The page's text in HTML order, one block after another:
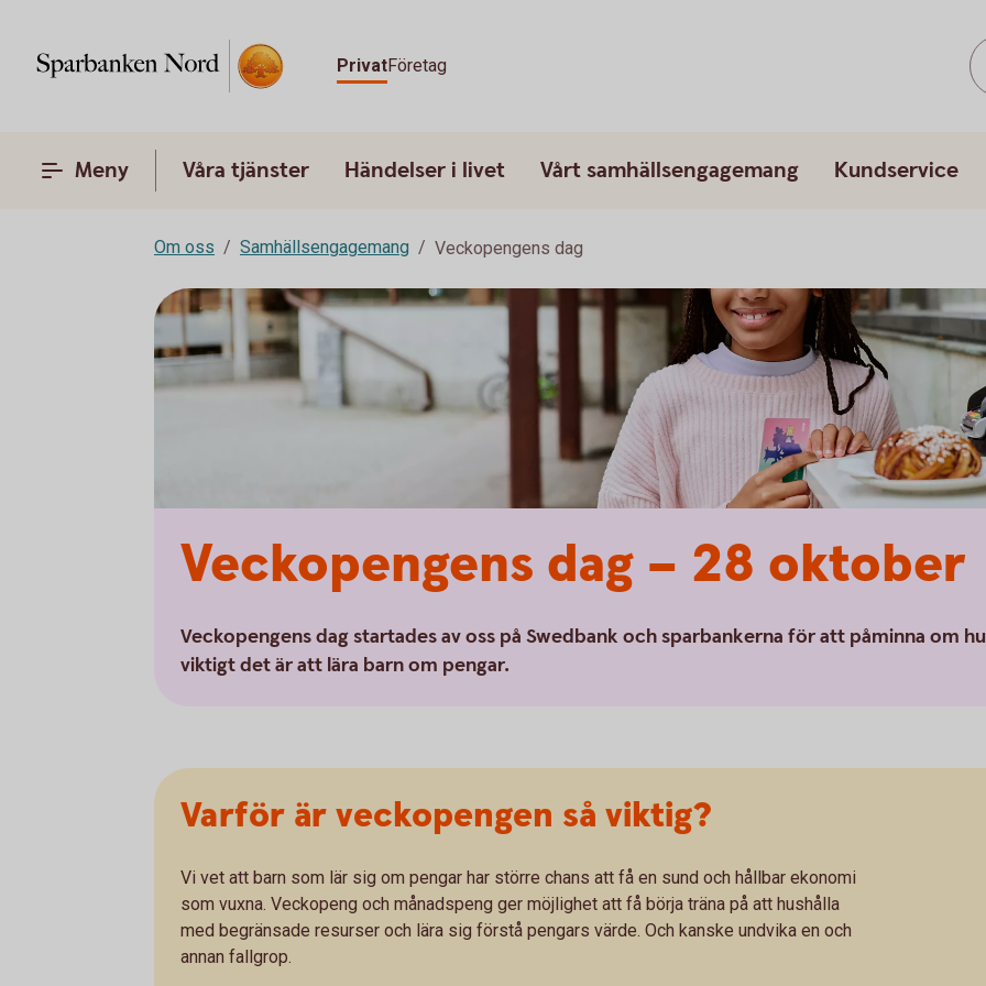
PrivatFöretag
Meny Våra tjänster Händelser i livet Vårt samhällsengagemang Kundservice
Om oss Samhällsengagemang Veckopengens dag
Veckopengens dag – 28 oktober
Veckopengens dag startades av oss på Swedbank och sparbankerna för att påminna om
viktigt det är att lära barn om pengar.
Varför är veckopengen så viktig?
Vi vet att barn som lär sig om pengar har större chans att få en sund och hållbar ekonomi
som vuxna. Veckopeng och månadspeng ger möjlighet att få börja träna på att hushålla
med begränsade resurser och lära sig förstå pengars värde. Och kanske undvika en och
annan fallgrop.